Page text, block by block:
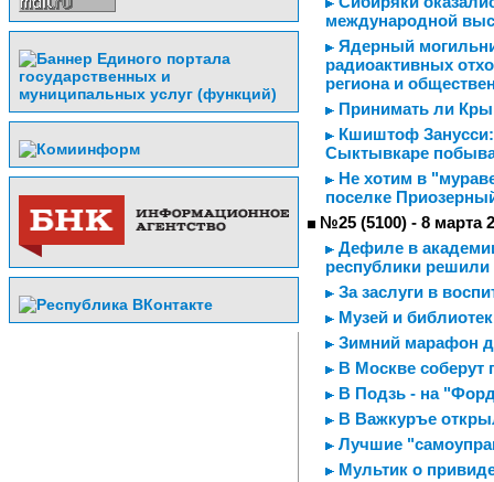
международной
Ядерный
радиоактивных
региона и
Принимать ли
Кшиштоф
Сыктывкаре
Не хотим в
поселке
№25 (5100) - 8 марта
Дефиле в
республики решили
За заслуги в
Музей и
Зимний марафон
В Москве соберут
В Подзь - на
В Важкуръе
Лучшие
Мультик о